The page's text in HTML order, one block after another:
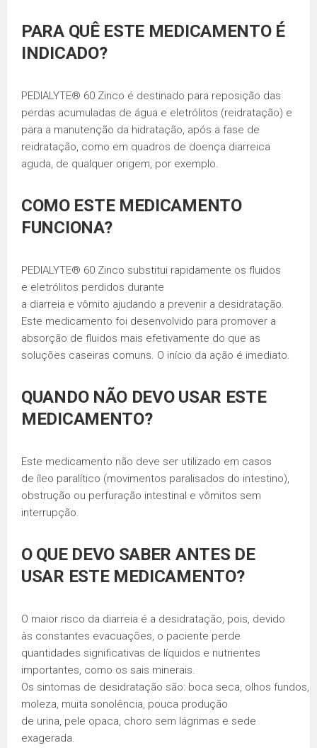
PARA QUÊ ESTE MEDICAMENTO É
INDICADO?
PEDIALYTE® 60 Zinco é destinado para reposição das
perdas acumuladas de água e eletrólitos (reidratação) e
para a manutenção da hidratação, após a fase de
reidratação, como em quadros de doença diarreica
aguda, de qualquer origem, por exemplo.
COMO ESTE MEDICAMENTO
FUNCIONA?
PEDIALYTE® 60 Zinco substitui rapidamente os fluidos
e eletrólitos perdidos durante
a diarreia e vômito ajudando a prevenir a desidratação.
Este medicamento foi desenvolvido para promover a
absorção de fluidos mais efetivamente do que as
soluções caseiras comuns. O início da ação é imediato.
QUANDO NÃO DEVO USAR ESTE
MEDICAMENTO?
Este medicamento não deve ser utilizado em casos
de íleo paralítico (movimentos paralisados do intestino),
obstrução ou perfuração intestinal e vômitos sem
interrupção.
O QUE DEVO SABER ANTES DE
USAR ESTE MEDICAMENTO?
O maior risco da diarreia é a desidratação, pois, devido
às constantes evacuações, o paciente perde
quantidades significativas de líquidos e nutrientes
importantes, como os sais minerais.
Os sintomas de desidratação são: boca seca, olhos fundos,
moleza, muita sonolência, pouca produção
de urina, pele opaca, choro sem lágrimas e sede
exagerada.